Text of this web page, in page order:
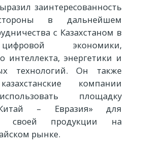
заинтересованность
в дальнейшем
с Казахстаном в
экономики,
интеллекта, энергетики и
технологий. Он также
компании
площадку
– Евразия» для
своей продукции на
рынке.